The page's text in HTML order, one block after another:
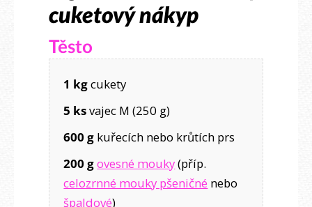
cuketový nákyp
Těsto
1 kgcukety
5 ksvajec M (250 g)
600 g kuřecích nebo krůtích prs
200 govesné mouky(příp.
celozrnné mouky pšeničné nebo
špaldové)